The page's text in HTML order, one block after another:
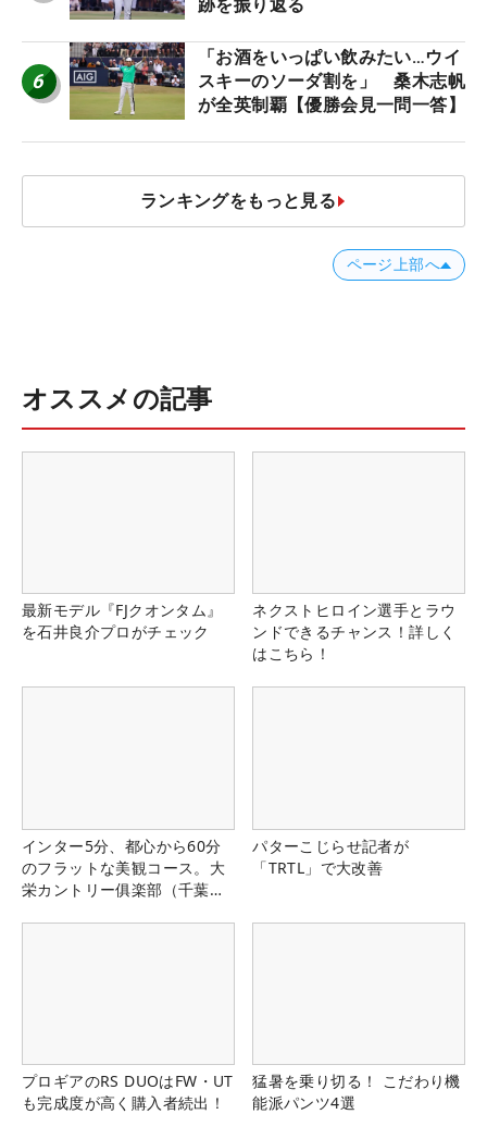
跡を振り返る
6
「お酒をいっぱい飲みたい…ウイ
スキーのソーダ割を」 桑木志帆
が全英制覇【優勝会見一問一答】
ランキングをもっと見る
ページ上部へ
オススメの記事
最新モデル『FJクオンタム』
を石井良介プロがチェック
ネクストヒロイン選手とラウ
ンドできるチャンス！詳しく
はこちら！
インター5分、都心から60分
のフラットな美観コース。大
栄カントリー俱楽部（千葉
パターこじらせ記者が
「TRTL」で大改善
プロギアのRS DUOはFW・UT
も完成度が高く購入者続出！
猛暑を乗り切る！ こだわり機
能派パンツ4選